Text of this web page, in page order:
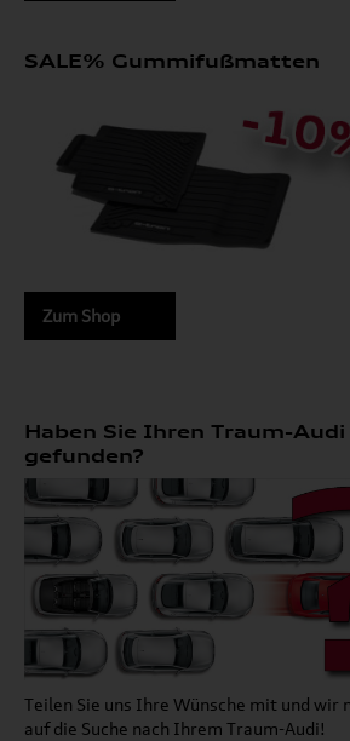
SALE% Gummifußmatten
Zum Shop
Haben Sie Ihren Traum-
gefunden?
Teilen Sie uns Ihre Wünsche mit und wir
auf die Suche nach Ihrem Traum-Audi!